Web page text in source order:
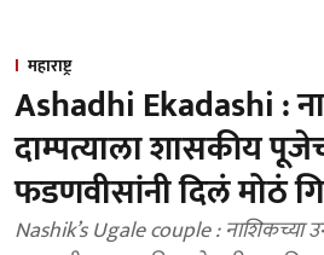
महाराष्ट्र
Ashadhi Ekadashi :
दाम्पत्याला शासकीय
फडणवीसांनी दिलं मोठं
Nashik’s Ugale couple : नाशिकच्या